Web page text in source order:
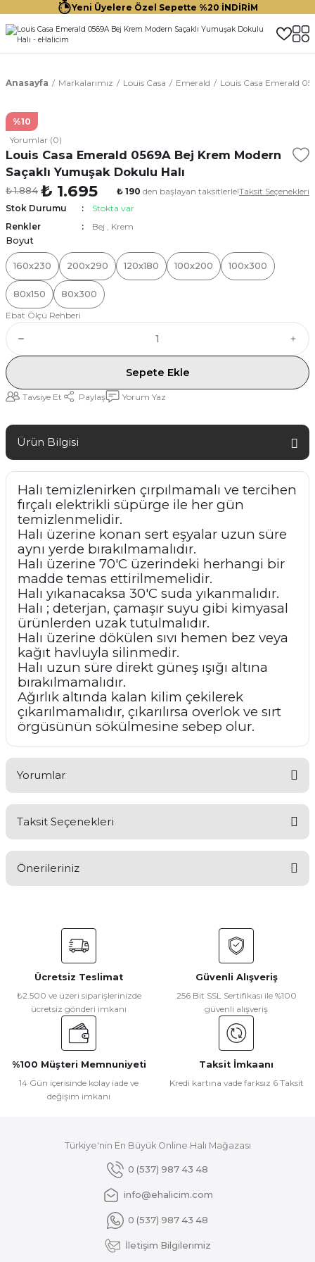
Yeni Üyelere Özel Sepette %20 İNDİRİM
Anasayfa Markalarımız Louis Casa Emerald Louis Casa Emerald
%10
Yorumlar (0)
Louis Casa Emerald 0569A Bej Krem Modern
Saçaklı Yumuşak Dokulu Halı
₺ 1.884 ₺ 1.695 ₺ 190 den başlayan taksitlerle!Taksit Seçenekleri
Stok Durumu
Stokta var
Renkler
Bej , Krem
Boyut
160x230 200x290 120x180 100x200 100x300
80x150
80x300
Ebat Ölçü Rehberi
Sepete Ekle
Tavsiye Et Paylaş Yorum Yaz
Ürün Bilgisi
Halı temizlenirken çırpılmamalı ve tercihen
fırçalı elektrikli süpürge ile her gün
temizlenmelidir.
Halı üzerine konan sert eşyalar uzun süre
aynı yerde bırakılmamalıdır.
Halı üzerine 70'C üzerindeki herhangi bir
madde temas ettirilmemelidir.
Halı yıkanacaksa 30'C suda yıkanmalıdır.
Halı ; deterjan, çamaşır suyu gibi kimyasal
ürünlerden uzak tutulmalıdır.
Halı üzerine dökülen sıvı hemen bez veya
kağıt havluyla silinmedir.
Halı uzun süre direkt güneş ışığı altına
bırakılmamalıdır.
Ağırlık altında kalan kilim çekilerek
çıkarılmamalıdır, çıkarılırsa overlok ve sırt
örgüsünün sökülmesine sebep olur.
Yorumlar
Yorum Yaz
Taksit Seçenekleri
Önerileriniz
konularda yetersiz gördüğünüz noktaları öneri formunu
kullanarak tarafımıza iletebilirsiniz.
Görüş ve önerileriniz için teşekkür ederiz.
Ürün resmi kalitesiz, bozuk veya görüntülenemiyor.
Ürün açıklamasında eksik bilgiler bulunuyor.
Ürün bilgilerinde hatalar bulunuyor.
Ürün fiyatı diğer sitelerden daha pahalı.
Gönder
Ücretsiz Teslimat
₺2.500 ve üzeri siparişlerinizde
ücretsiz gönderi imkanı
Güvenli Alışveriş
256 Bit SSL Sertifikası ile %100
güvenli alışveriş
%100 Müşteri Memnuniyeti
14 Gün içerisinde kolay iade ve
değişim imkanı
Taksit İmkaanı
Kredi kartına vade farksız 6 Taksit
Türkiye'nin En Büyük Online Halı Mağazası
0 (537) 987 43 48
info@ehalicim.com
0 (537) 987 43 48
İletişim Bilgilerimiz